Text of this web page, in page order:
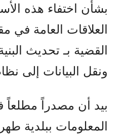
بشأن اختفاء هذه
العلاقات العامة في
القضية بـ تحديث
ونقل البيانات إلى
بيد أن مصدراً مطلعاً
المعلومات ببلدية